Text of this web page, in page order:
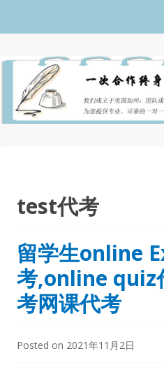
test代考
留学生online
考,online quiz
考网课代考
Posted on 2021年11月2日